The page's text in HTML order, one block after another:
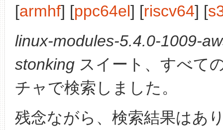
[armhf] [ppc64el] [riscv64] [
linux-modules-5.4.0-1009-
stonking スイート、すべて
チャで検索しました。
残念ながら、検索結果はあ